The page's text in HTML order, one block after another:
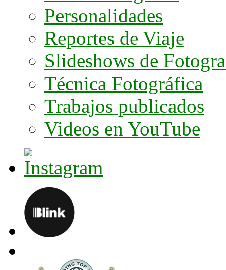
Personalidades
Reportes de Viaje
Slideshows de
Técnica Fotográfica
Trabajos publicados
Videos en YouTube